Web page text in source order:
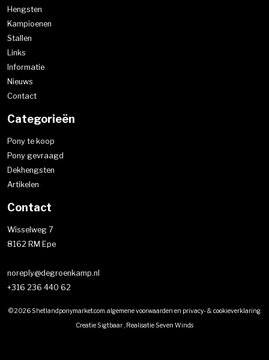
Hengsten
Kampioenen
Stallen
Links
Informatie
Nieuws
Contact
Categorieën
Pony te koop
Pony gevraagd
Dekhengsten
Artikelen
Contact
Wisselweg 7
8162 RM Epe
noreply@degroenkamp.nl
+316 236 440 62
© 2026 Shetlandponymarket.com.algemene voorwaarden en privacy- & cookieverklaring.
CreatieSigtbaar , RealisatieSeven Winds